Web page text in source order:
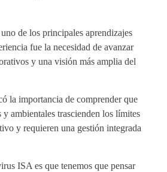
de los principales aprendizajes
fue la necesidad de avanzar
y una visión más amplia del
la importancia de comprender que
y ambientales trascienden los límites
y requieren una gestión integrada
ISA es que tenemos que pensar